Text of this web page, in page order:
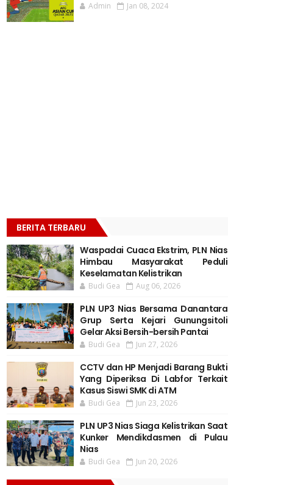
Admin Jan 08, 2024
BERITA TERBARU
Waspadai Cuaca Ekstrim, PLN Nias
Himbau Masyarakat Peduli
Keselamatan Kelistrikan
Budi Gea Aug 06, 2026
PLN UP3 Nias Bersama Danantara
Grup Serta Kejari Gunungsitoli
Gelar Aksi Bersih-bersih Pantai
Budi Gea Jun 27, 2026
CCTV dan HP Menjadi Barang Bukti
Yang Diperiksa Di Labfor Terkait
Kasus Siswi SMK di ATM
Budi Gea Jun 23, 2026
PLN UP3 Nias Siaga Kelistrikan Saat
Kunker Mendikdasmen di Pulau
Nias
Budi Gea Jun 20, 2026